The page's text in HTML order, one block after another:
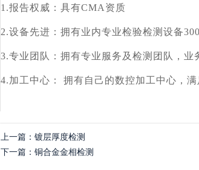
1.报告权威：具有CMA资质
2.设备先进：拥有业内专业检验检测设备
3.专业团队：拥有专业服务及检测团队，业
4.加工中心： 拥有自己的数控加工中心，
上一篇： 镀层厚度检测
下一篇： 铜合金金相检测